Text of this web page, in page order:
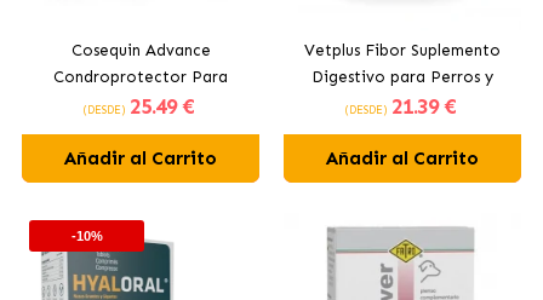
Cosequin Advance
Condroprotector Para
Perros
(DESDE) 25.49 €
Añadir al Carrito
Vetplus Fibor Suplemento
Digestivo para Perros y
Gatos
(DESDE) 21.39 €
Añadir al Carrito
-10%